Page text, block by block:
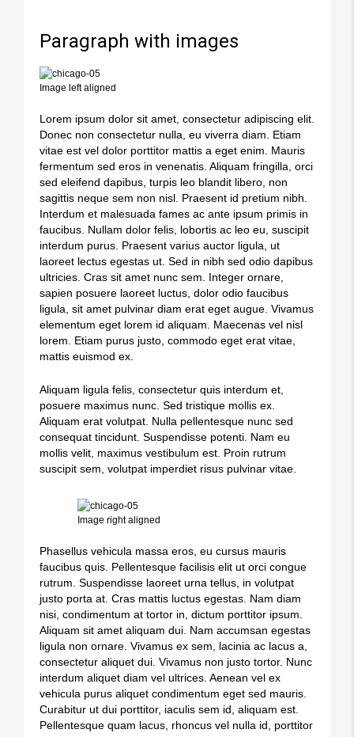
Paragraph with images
Image left aligned
Lorem ipsum dolor sit amet, consectetur adipiscing elit.
Donec non consectetur nulla, eu viverra diam. Etiam
vitae est vel dolor porttitor mattis a eget enim. Mauris
fermentum sed eros in venenatis. Aliquam fringilla, orci
sed eleifend dapibus, turpis leo blandit libero, non
sagittis neque sem non nisl. Praesent id pretium nibh.
Interdum et malesuada fames ac ante ipsum primis in
faucibus. Nullam dolor felis, lobortis ac leo eu, suscipit
interdum purus. Praesent varius auctor ligula, ut
laoreet lectus egestas ut. Sed in nibh sed odio dapibus
ultricies. Cras sit amet nunc sem. Integer ornare,
sapien posuere laoreet luctus, dolor odio faucibus
ligula, sit amet pulvinar diam erat eget augue. Vivamus
elementum eget lorem id aliquam. Maecenas vel nisl
lorem. Etiam purus justo, commodo eget erat vitae,
mattis euismod ex.
Aliquam ligula felis, consectetur quis interdum et,
posuere maximus nunc. Sed tristique mollis ex.
Aliquam erat volutpat. Nulla pellentesque nunc sed
consequat tincidunt. Suspendisse potenti. Nam eu
mollis velit, maximus vestibulum est. Proin rutrum
suscipit sem, volutpat imperdiet risus pulvinar vitae.
Image right aligned
Phasellus vehicula massa eros, eu cursus mauris
faucibus quis. Pellentesque facilisis elit ut orci congue
rutrum. Suspendisse laoreet urna tellus, in volutpat
justo porta at. Cras mattis luctus egestas. Nam diam
nisi, condimentum at tortor in, dictum porttitor ipsum.
Aliquam sit amet aliquam dui. Nam accumsan egestas
ligula non ornare. Vivamus ex sem, lacinia ac lacus a,
consectetur aliquet dui. Vivamus non justo tortor. Nunc
interdum aliquet diam vel ultrices. Aenean vel ex
vehicula purus aliquet condimentum eget sed mauris.
Curabitur ut dui porttitor, iaculis sem id, aliquam est.
Pellentesque quam lacus, rhoncus vel nulla id, porttitor